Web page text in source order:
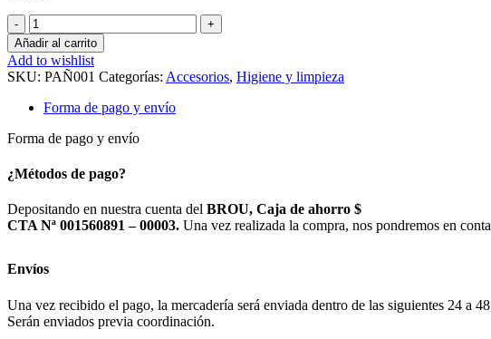
PAÑO
DE
PISO
CLASICO
DURAMAS
/
MECHA
A
cantidad
Añadir al carrito
Add to wishlist
SKU: PAÑ001 Categorías: Accesorios, Higiene y limpieza
Forma de pago y envío
Forma de pago y envío
¿Métodos de pago?
Depositando en nuestra cuenta del BROU, Caja de ahorro $
CTA Nª 001560891 – 00003. Una vez realizada la compra, nos pondremos en
Envíos
Una vez recibido el pago, la mercadería será enviada dentro de las siguientes 24 a
Serán enviados previa coordinación.